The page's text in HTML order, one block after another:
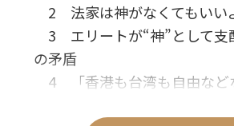
2 法家は神がなくてもいい
3 エリートが“神”として支
の矛盾
4 「香港も台湾も自由など